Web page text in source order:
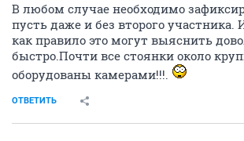
В любом случае необходимо
пусть даже и без второго
как правило это могут выяснить
быстро.Почти все стоянки около
оборудованы камерами!!!.
ОТВЕТИТЬ